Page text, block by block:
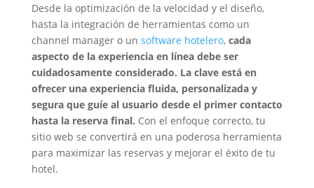
Desde la optimización de la velocidad y el diseño,
hasta la integración de herramientas como un
channel manager o un software hotelero, cada
aspecto de la experiencia en línea debe ser
cuidadosamente considerado. La clave está en
ofrecer una experiencia fluida, personalizada y
segura que guíe al usuario desde el primer contacto
hasta la reserva final. Con el enfoque correcto, tu
sitio web se convertirá en una poderosa herramienta
para maximizar las reservas y mejorar el éxito de tu
hotel.